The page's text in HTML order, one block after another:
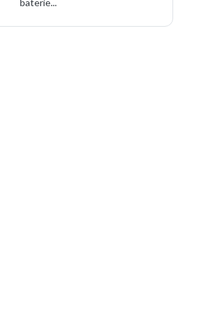
baterie...